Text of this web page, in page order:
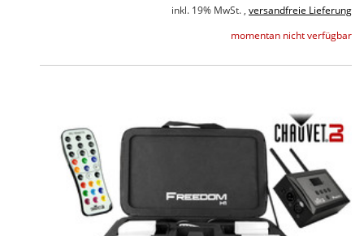
inkl. 19% MwSt. , versandfreie Lieferung
momentan nicht verfügbar